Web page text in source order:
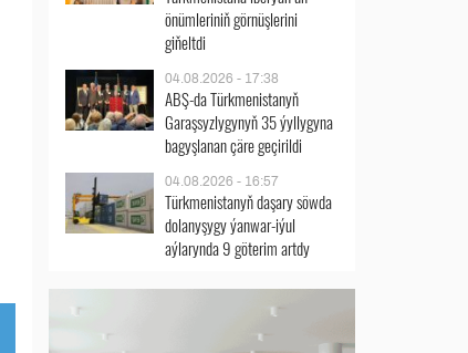
önümleriniň görnüşlerini
giňeltdi
04.08.2026 - 17:38
ABŞ-da Türkmenistanyň
Garaşsyzlygynyň 35 ýyllygyna
bagyşlanan çäre geçirildi
04.08.2026 - 16:57
Türkmenistanyň daşary söwda
dolanyşygy ýanwar-iýul
aýlarynda 9 göterim artdy